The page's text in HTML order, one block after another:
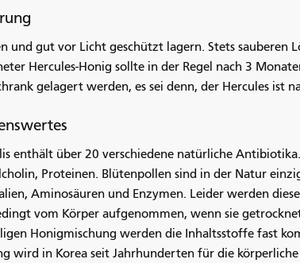
und gut vor Licht geschützt lagern. Stets sauberen
Hercules-Honig sollte in der Regel nach 3
gelagert werden, es sei denn, der Hercules ist
enthält über 20 verschiedene natürliche
Proteinen. Blütenpollen sind in der Natur
Aminosäuren und Enzymen. Leider werden
vom Körper aufgenommen, wenn sie
Honigmischung werden die Inhaltsstoffe fast
wird in Korea seit Jahrhunderten für die